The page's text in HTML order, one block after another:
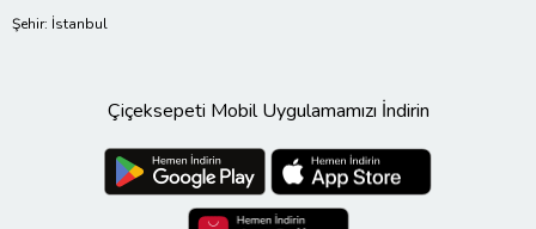
Şehir: İstanbul
Çiçeksepeti Mobil Uygulamamızı İndirin